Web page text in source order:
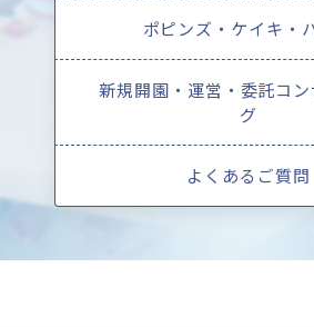
ポピンズ・ケイキ・
新規開園・運営・委託コ
グ
よくあるご質問